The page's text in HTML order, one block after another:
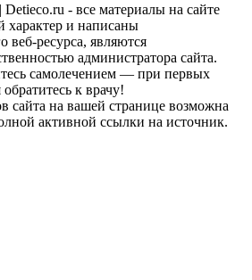
- все материалы на сайте
характер и написаны
веб-ресурса, являются
администратора сайта.
самолечением — при первых
к врачу!
сайта на вашей странице возможна
активной ссылки на источник.